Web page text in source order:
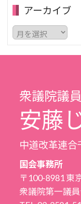
アーカイブ
ア
ー
カ
イ
衆議院議員
安藤
中道改革連合
国会事務所
〒100-8981 東
衆議院第一議